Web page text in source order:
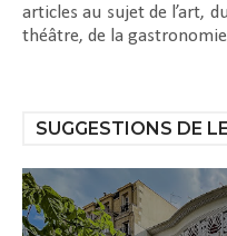
articles au sujet de l’art,
théâtre, de la
SUGGESTIONS DE